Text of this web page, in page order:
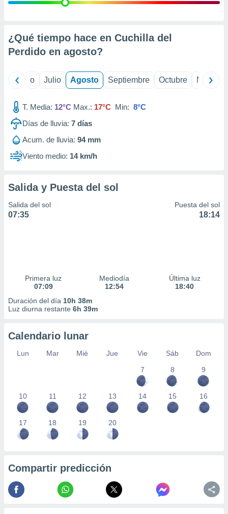
e
mediante
publicidad
de
1199
¿Qué tiempo hace en Cuchilla del
Perdido en agosto?
Junio Julio Agosto Septiembre Octubre
T. Media: 12°C Max.: 17°C Min: 8°C
Días de lluvia: 7 días
Acum. de lluvia: 94 mm
Viento medio: 14 km/h
Salida y Puesta del sol
Salida del sol
07:35
Puesta del sol
18:14
Primera luz
07:09
Mediodía
12:54
Última luz
18:40
Duración del día 10h 38m
Luz diurna restante 6h 39m
Calendario lunar
Lun Mar Mié Jue Vie Sáb
Dom
7
8 9
10 11 12 13 14 15 16
17 18 19 20
Compartir predicción